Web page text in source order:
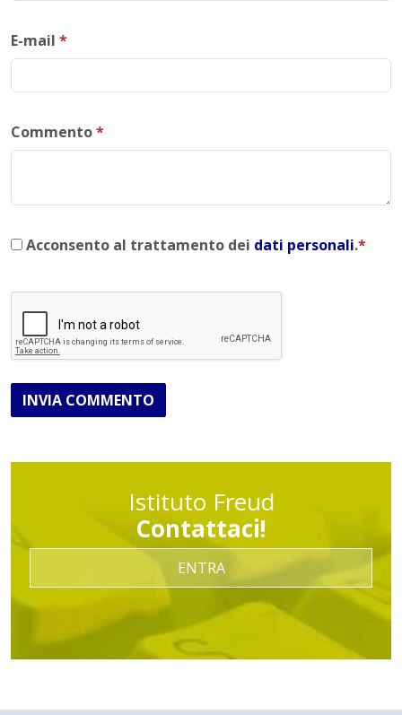
E-mail *
Commento*
Acconsento al trattamento dei dati personali.*
INVIA COMMENTO
Istituto Freud
Contattaci!
ENTRA